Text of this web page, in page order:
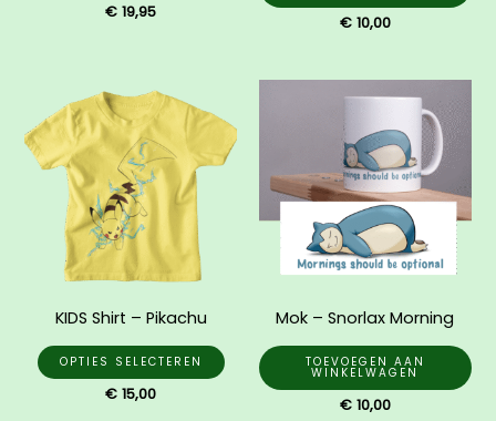
productpagina
€ 19,95
€10,00
KIDS Shirt – Pikachu
OPTIES SELECTEREN
product
heeft
meerdere
variaties.
Deze
op
productpagina
€ 15,00
Mok – Snorlax Morning
TOEVOEGEN AAN
WINKELWAGEN
€10,00